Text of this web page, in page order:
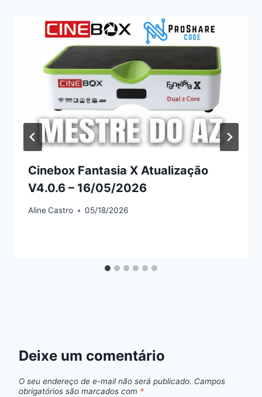
Cinebox Fantasia X Atualização
V4.0.6 – 16/05/2026
AlineCastro 05/18/2026
Deixe um comentário
O seu endereço de e-mail não será publicado. Campos
obrigatórios são marcados com *